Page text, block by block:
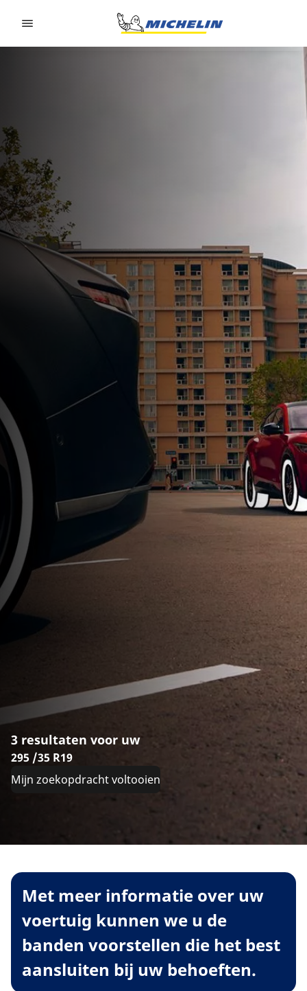
3 resultaten voor uw
295 /35 R19
Mijn zoekopdracht voltooien
Met meer informatie over uw
voertuig kunnen we u de
banden voorstellen die het best
aansluiten bij uw behoeften.